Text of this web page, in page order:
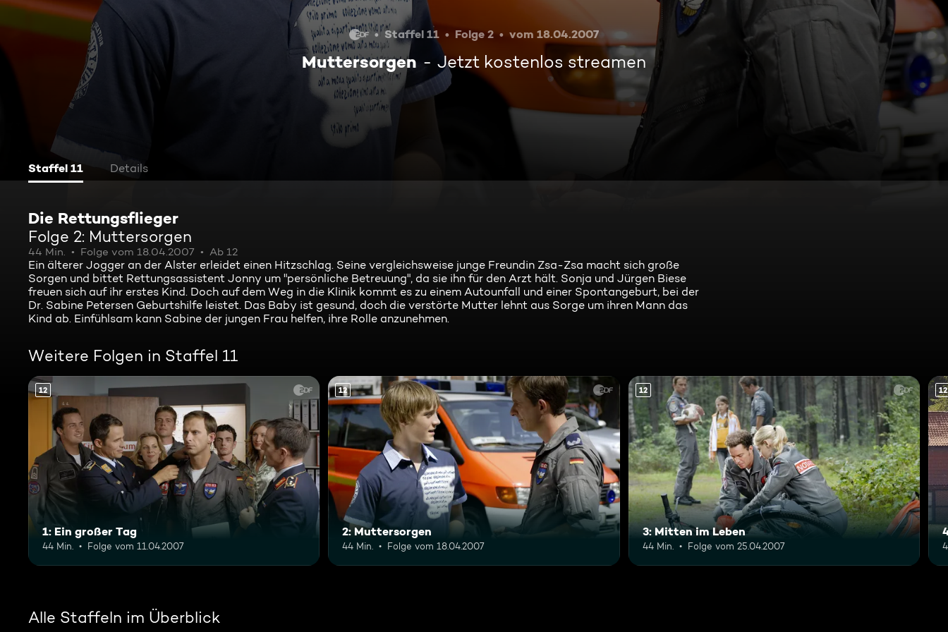
Staffel 11 Folge 2 vom 18.04.2007
Muttersorgen Jetzt kostenlos streamen
Staffel 11 Details
Die Rettungsflieger
Folge 2: Muttersorgen
44 Min. Folge vom 18.04.2007 Ab 12
Ein älterer Jogger an der Alster erleidet einen Hitzschlag. Seine vergleichsweise junge Freundin Zsa-Zsa macht sich große
Sorgen und bittet Rettungsassistent Jonny um "persönliche Betreuung", da sie ihn für den Arzt hält. Sonja und Jürgen Biese
freuen sich auf ihr erstes Kind. Doch auf dem Weg in die Klinik kommt es zu einem Autounfall und einer Spontangeburt, bei der
Dr. Sabine Petersen Geburtshilfe leistet. Das Baby ist gesund, doch die verstörte Mutter lehnt aus Sorge um ihren Mann das
Kind ab. Einfühlsam kann Sabine der jungen Frau helfen, ihre Rolle anzunehmen.
Weitere Folgen in Staffel 11
12
1: Ein großer Tag
44 Min. Folge vom 11.04.2007
12
2: Muttersorgen
44 Min. Folge vom 18.04.2007
12
3: Mitten im Leben
44 Min. Folge vom 25.04.2007
12
Alle Staffeln im Überblick